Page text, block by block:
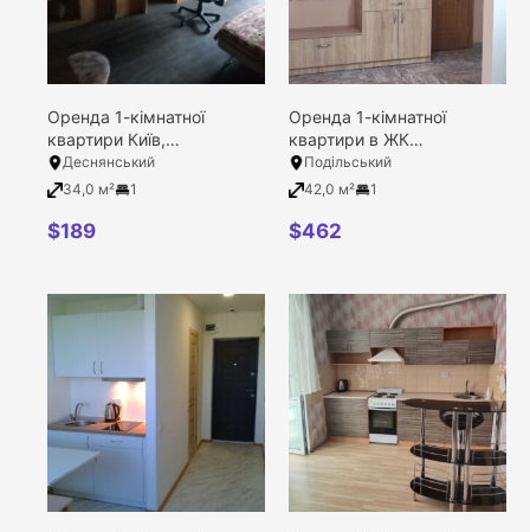
Оренда 1-кімнатної
квартири Київ,
Деснянський район,
Левицького вулиця, 18
Деснянський
34,0 м²
1
$189
Оренда 1-кімнатної
квартири в ЖК
Варшавський, Київ,
Подільський район,
40/12
Подільський
42,0 м²
1
$462